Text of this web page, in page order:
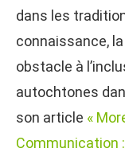
dans les
connaissance,
obstacle à
autochtones
son article «
Communication